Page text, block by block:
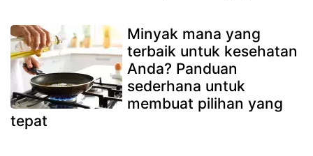
Minyak mana yang
terbaik untuk kesehatan
Anda? Panduan
sederhana untuk
membuat pilihan yang
tepat